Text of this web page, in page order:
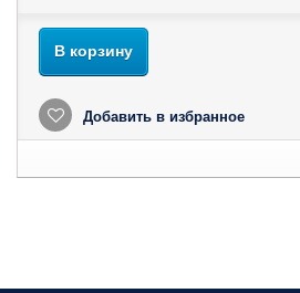
В корзину
Добавить в избранное